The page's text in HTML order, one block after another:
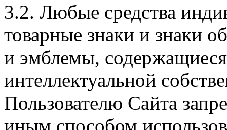
3.2. Любые средства
товарные знаки и знаки
и эмблемы,
интеллектуальной
Пользователю Сайта
иным способом